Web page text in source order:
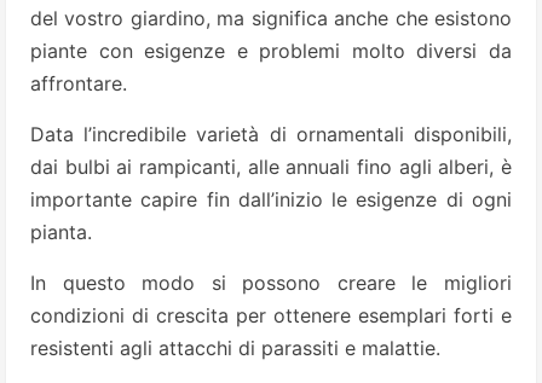
del vostro giardino, ma significa anche che esistono
piante con esigenze e problemi molto diversi da
affrontare.
Data l’incredibile varietà di ornamentali disponibili,
dai bulbi ai rampicanti, alle annuali fino agli alberi, è
importante capire fin dall’inizio le esigenze di ogni
pianta.
In questo modo si possono creare le migliori
condizioni di crescita per ottenere esemplari forti e
resistenti agli attacchi di parassiti e malattie.